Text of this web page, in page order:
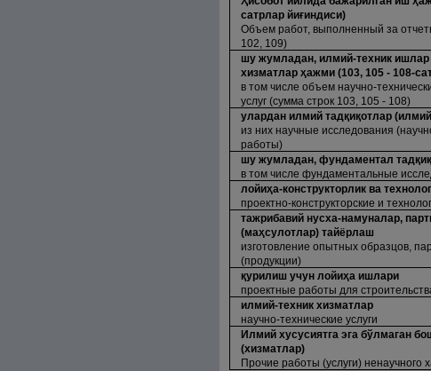
сатрлар йиғиндиси)
Объем работ, выполненный за
102, 109)
шу жумладан, илмий-техник
хизматлар ҳажми (103, 105 - 108-
в том числе объем научно-
услуг (сумма строк 103, 105 - 108)
улардан илмий тадқиқотлар
из них научные исследования
работы)
шу жумладан, фундаментал тадқиқ
в том числе фундаментальные
лойиҳа-конструкторлик ва
проектно-конструкторские и
тажрибавий нусха-намуналар,
(маҳсулотлар) тайёрлаш
изготовление опытных образцов,
(продукции)
қурилиш учун лойиҳа ишлари
проектные работы для
илмий-техник хизматлар
научно-технические услуги
Илмий хусусиятга эга бўлмаган
(хизматлар)
Прочие работы (услуги) ненаучного